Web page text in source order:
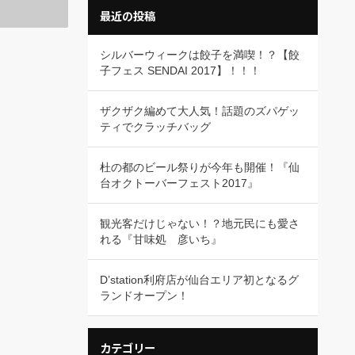
最近の投稿
シルバーウィークは餃子を満喫！？【餃
子フェス SENDAI 2017】！！！
ザクザク編めて大人気！話題のズパゲッ
ティでクラッチバッグ
杜の都のビール祭りが今年も開催！『仙
台オクトーバーフェスト2017』
観光客だけじゃない！？地元民にも愛さ
れる『甘味処 彦いち』
D’station利府店が仙台エリア初となるグ
ランドオープン！
カテゴリー